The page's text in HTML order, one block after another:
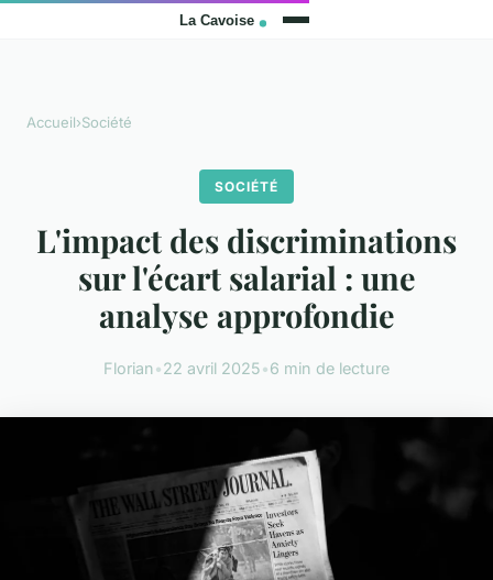
Accueil›Société
SOCIÉTÉ
L'impact des discriminations
sur l'écart salarial : une
analyse approfondie
Florian•22 avril 2025•6 min de lecture